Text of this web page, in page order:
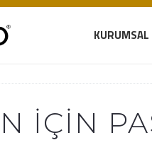
KURUMSAL
İÇIN